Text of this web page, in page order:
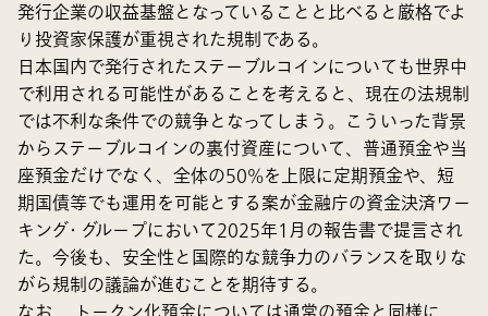
発行企業の収益基盤となっていることと比べると厳格でよ
り投資家保護が重視された規制である。
日本国内で発行されたステーブルコインについても世界中
で利用される可能性があることを考えると、現在の法規制
では不利な条件での競争となってしまう。こういった背景
からステーブルコインの裏付資産について、普通預金や当
座預金だけでなく、全体の50%を上限に定期預金や、短
期国債等でも運用を可能とする案が金融庁の資金決済ワー
キング・グループにおいて2025年1月の報告書で提言され
た。今後も、安全性と国際的な競争力のバランスを取りな
がら規制の議論が進むことを期待する。